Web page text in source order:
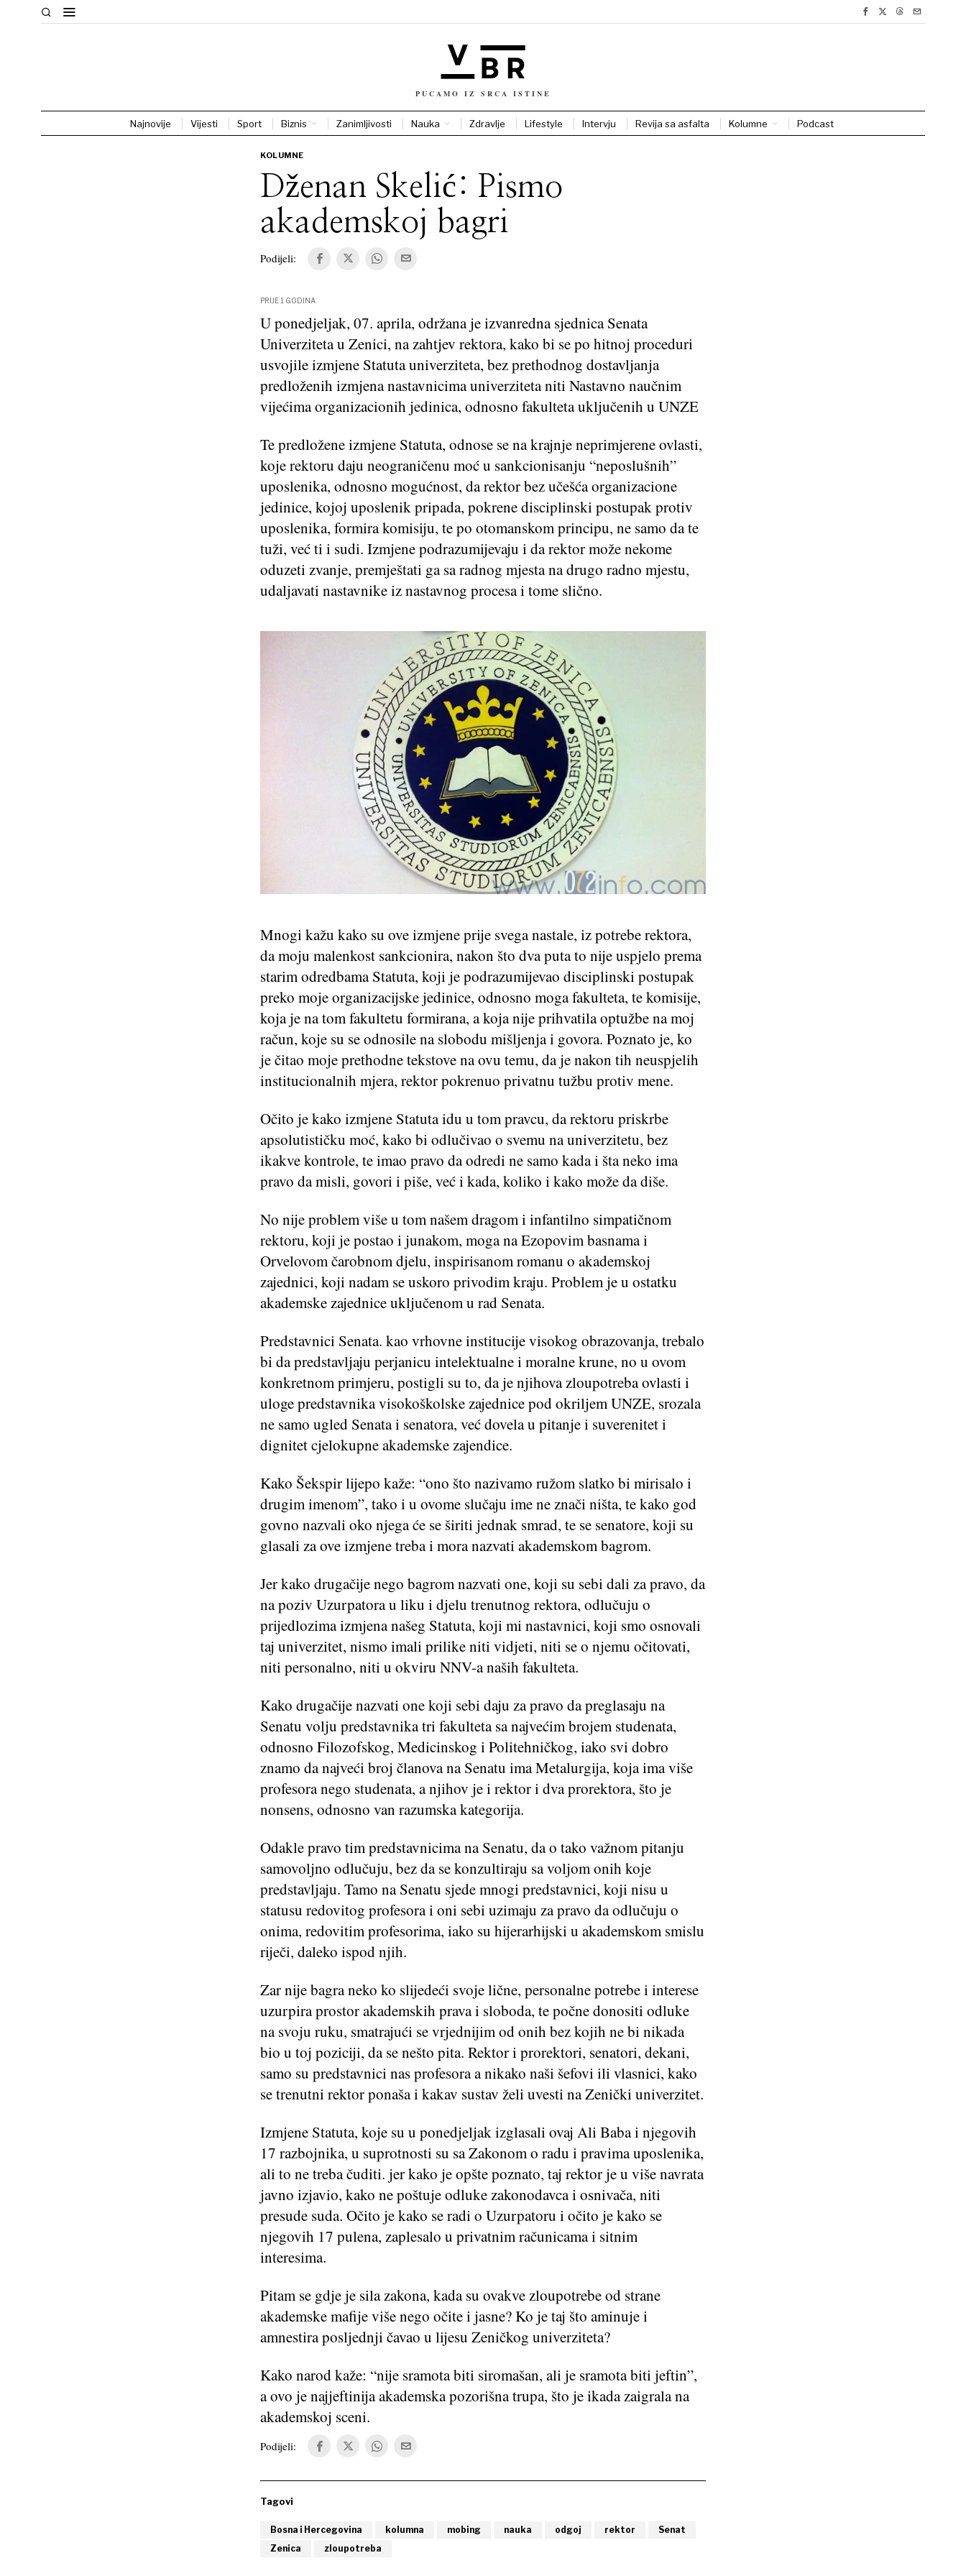
PUCAMO IZ SRCA ISTINE
Najnovije Vijesti Sport Biznis Zanimljivosti Nauka Zdravlje Lifestyle Intervju Revija sa asfalta Kolumne Podcast
KOLUMNE
Dženan Skelić: Pismo
akademskoj bagri
Podijeli:
PRIJE 1 GODINA
U ponedjeljak, 07. aprila, održana je izvanredna sjednica Senata
Univerziteta u Zenici, na zahtjev rektora, kako bi se po hitnoj proceduri
usvojile izmjene Statuta univerziteta, bez prethodnog dostavljanja
predloženih izmjena nastavnicima univerziteta niti Nastavno naučnim
vijećima organizacionih jedinica, odnosno fakulteta uključenih u UNZE
Te predložene izmjene Statuta, odnose se na krajnje neprimjerene ovlasti,
koje rektoru daju neograničenu moć u sankcionisanju “neposlušnih”
uposlenika, odnosno mogućnost, da rektor bez učešća organizacione
jedinice, kojoj uposlenik pripada, pokrene disciplinski postupak protiv
uposlenika, formira komisiju, te po otomanskom principu, ne samo da te
tuži, već ti i sudi. Izmjene podrazumijevaju i da rektor može nekome
oduzeti zvanje, premještati ga sa radnog mjesta na drugo radno mjestu,
udaljavati nastavnike iz nastavnog procesa i tome slično.
Mnogi kažu kako su ove izmjene prije svega nastale, iz potrebe rektora,
da moju malenkost sankcionira, nakon što dva puta to nije uspjelo prema
starim odredbama Statuta, koji je podrazumijevao disciplinski postupak
preko moje organizacijske jedinice, odnosno moga fakulteta, te komisije,
koja je na tom fakultetu formirana, a koja nije prihvatila optužbe na moj
račun, koje su se odnosile na slobodu mišljenja i govora. Poznato je, ko
je čitao moje prethodne tekstove na ovu temu, da je nakon tih neuspjelih
institucionalnih mjera, rektor pokrenuo privatnu tužbu protiv mene.
Očito je kako izmjene Statuta idu u tom pravcu, da rektoru priskrbe
apsolutističku moć, kako bi odlučivao o svemu na univerzitetu, bez
ikakve kontrole, te imao pravo da odredi ne samo kada i šta neko ima
pravo da misli, govori i piše, već i kada, koliko i kako može da diše.
No nije problem više u tom našem dragom i infantilno simpatičnom
rektoru, koji je postao i junakom, moga na Ezopovim basnama i
Orvelovom čarobnom djelu, inspirisanom romanu o akademskoj
zajednici, koji nadam se uskoro privodim kraju. Problem je u ostatku
akademske zajednice uključenom u rad Senata.
Predstavnici Senata. kao vrhovne institucije visokog obrazovanja, trebalo
bi da predstavljaju perjanicu intelektualne i moralne krune, no u ovom
konkretnom primjeru, postigli su to, da je njihova zloupotreba ovlasti i
uloge predstavnika visokoškolske zajednice pod okriljem UNZE, srozala
ne samo ugled Senata i senatora, već dovela u pitanje i suverenitet i
dignitet cjelokupne akademske zajendice.
Kako Šekspir lijepo kaže: “ono što nazivamo ružom slatko bi mirisalo i
drugim imenom”, tako i u ovome slučaju ime ne znači ništa, te kako god
govno nazvali oko njega će se širiti jednak smrad, te se senatore, koji su
glasali za ove izmjene treba i mora nazvati akademskom bagrom.
Jer kako drugačije nego bagrom nazvati one, koji su sebi dali za pravo, da
na poziv Uzurpatora u liku i djelu trenutnog rektora, odlučuju o
prijedlozima izmjena našeg Statuta, koji mi nastavnici, koji smo osnovali
taj univerzitet, nismo imali prilike niti vidjeti, niti se o njemu očitovati,
niti personalno, niti u okviru NNV-a naših fakulteta.
Kako drugačije nazvati one koji sebi daju za pravo da preglasaju na
Senatu volju predstavnika tri fakulteta sa najvećim brojem studenata,
odnosno Filozofskog, Medicinskog i Politehničkog, iako svi dobro
znamo da najveći broj članova na Senatu ima Metalurgija, koja ima više
profesora nego studenata, a njihov je i rektor i dva prorektora, što je
nonsens, odnosno van razumska kategorija.
Odakle pravo tim predstavnicima na Senatu, da o tako važnom pitanju
samovoljno odlučuju, bez da se konzultiraju sa voljom onih koje
predstavljaju. Tamo na Senatu sjede mnogi predstavnici, koji nisu u
statusu redovitog profesora i oni sebi uzimaju za pravo da odlučuju o
onima, redovitim profesorima, iako su hijerarhijski u akademskom smislu
riječi, daleko ispod njih.
Zar nije bagra neko ko slijedeći svoje lične, personalne potrebe i interese
uzurpira prostor akademskih prava i sloboda, te počne donositi odluke
na svoju ruku, smatrajući se vrjednijim od onih bez kojih ne bi nikada
bio u toj poziciji, da se nešto pita. Rektor i prorektori, senatori, dekani,
samo su predstavnici nas profesora a nikako naši šefovi ili vlasnici, kako
se trenutni rektor ponaša i kakav sustav želi uvesti na Zenički univerzitet.
Izmjene Statuta, koje su u ponedjeljak izglasali ovaj Ali Baba i njegovih
17 razbojnika, u suprotnosti su sa Zakonom o radu i pravima uposlenika,
ali to ne treba čuditi. jer kako je opšte poznato, taj rektor je u više navrata
javno izjavio, kako ne poštuje odluke zakonodavca i osnivača, niti
presude suda. Očito je kako se radi o Uzurpatoru i očito je kako se
njegovih 17 pulena, zaplesalo u privatnim računicama i sitnim
interesima.
Pitam se gdje je sila zakona, kada su ovakve zloupotrebe od strane
akademske mafije više nego očite i jasne? Ko je taj što aminuje i
amnestira posljednji čavao u lijesu Zeničkog univerziteta?
Kako narod kaže: “nije sramota biti siromašan, ali je sramota biti jeftin”,
a ovo je najjeftinija akademska pozorišna trupa, što je ikada zaigrala na
akademskoj sceni.
Podijeli:
Tagovi
Bosna i Hercegovina kolumna mobing nauka odgoj rektor
Senat
Zenica
zloupotreba